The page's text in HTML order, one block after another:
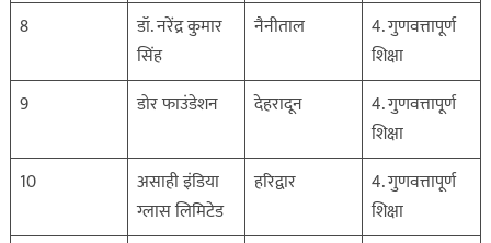
8
डॉ. नरेंद्र कुमार
सिंह
नैनीताल
4. गुणवत्तापूर्ण
शिक्षा
9
डोर फाउंडेशन देहरादून
4. गुणवत्तापूर्ण
शिक्षा
10
असाही इंडिया
ग्लास लिमिटेड
हरिद्वार
4. गुणवत्तापूर्ण
शिक्षा